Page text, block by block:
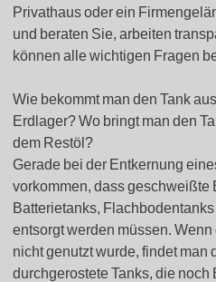
Privathaus oder ein
und beraten Sie, arbeiten
können alle wichtigen Fragen
Wie bekommt man den Tank
Erdlager? Wo bringt man den
dem Restöl?
Gerade bei der Entkernung
vorkommen, dass geschweißte
Batterietanks,
entsorgt werden müssen.
nicht genutzt wurde, findet man
durchgerostete Tanks, die noch